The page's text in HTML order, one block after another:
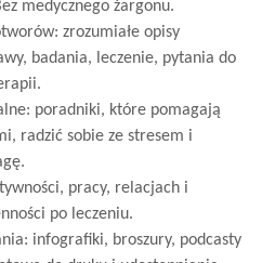
medycznego żargonu.
zrozumiałe opisy
badania, leczenie, pytania do
poradniki, które pomagają
radzić sobie ze stresem i
pracy, relacjach i
po leczeniu.
infografiki, broszury, podcasty